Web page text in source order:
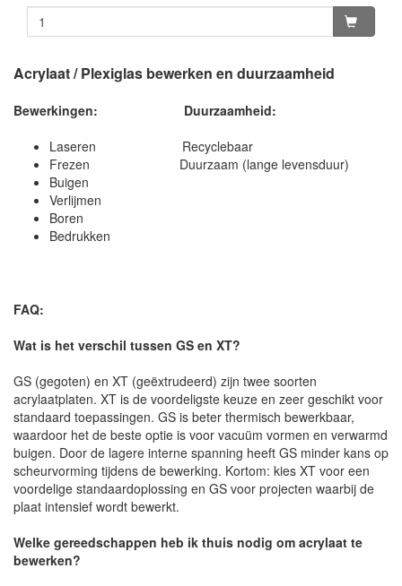
Acrylaat / Plexiglas bewerken en duurzaamheid
Bewerkingen:
Duurzaamheid:
Laseren Recyclebaar
Frezen Duurzaam (lange levensduur)
Buigen
Verlijmen
Boren
Bedrukken
FAQ:
Wat is het verschil tussen GS en XT?
GS (gegoten) en XT (geëxtrudeerd) zijn twee soorten
acrylaatplaten. XT is de voordeligste keuze en zeer geschikt voor
standaard toepassingen. GS is beter thermisch bewerkbaar,
waardoor het de beste optie is voor vacuüm vormen en verwarmd
buigen. Door de lagere interne spanning heeft GS minder kans op
scheurvorming tijdens de bewerking. Kortom: kies XT voor een
voordelige standaardoplossing en GS voor projecten waarbij de
plaat intensief wordt bewerkt.
Welke gereedschappen heb ik thuis nodig om acrylaat te
bewerken?